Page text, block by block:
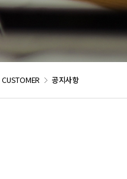
CUSTOMER 공지사항